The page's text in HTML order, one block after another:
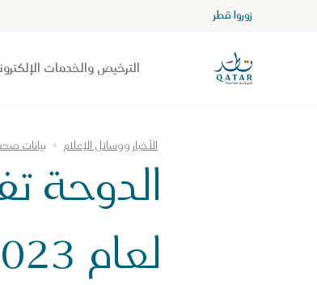
الصفحة الرئيسية لموقع VisitQatar
زوروا قطر
الترخيص والخدمات
الأخبار ووسائل الإعلام بيانات
الدوحة